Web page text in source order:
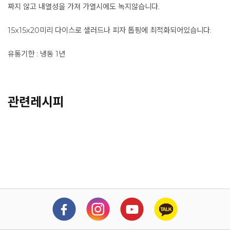
짜지 않고 내열성을 가져 가열시에도 녹지않습니다.
15x15x20미리 다이스로 샐러드나 피자 톱핑에 최적화되어있습니다.
유통기한 : 냉동 1년
관련레시피